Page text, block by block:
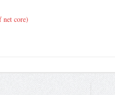
net core)